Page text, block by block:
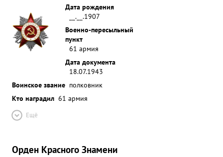
Дата рождения
__.__.1907
Военно-пересыльный
пункт
61 армия
Дата документа
18.07.1943
Воинское звание полковник
Кто наградил 61 армия
Ещё
Орден Красного Знамени